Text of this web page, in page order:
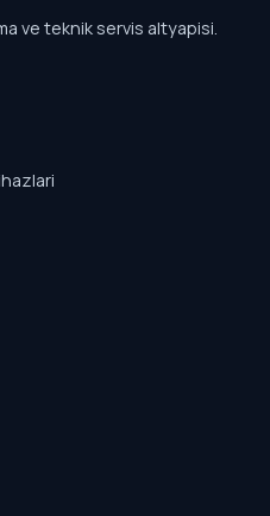
ve teknik servis altyapisi.